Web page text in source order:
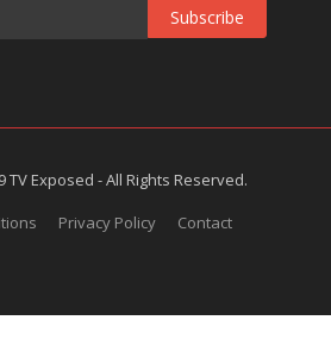
Subscribe
TV Exposed - All Rights Reserved.
Privacy Policy Contact